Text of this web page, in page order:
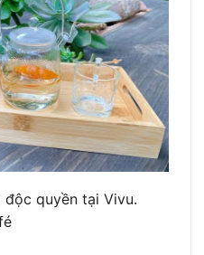
quyền tại Vivu.